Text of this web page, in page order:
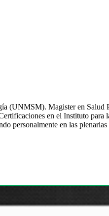
(UNMSM). Magister en
en el Instituto
personalmente en las